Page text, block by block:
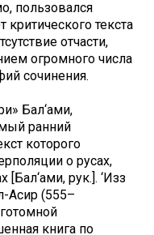
пользовался
текста
отчасти,
огромного числа
сочинения.
Бал‘ами,
ранний
которого
о русах,
[Бал‘ами, рук.]. ‘Изз
Асир (555–
книга по